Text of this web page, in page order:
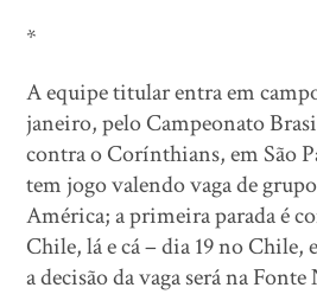
*
A equipe titular entra em
janeiro, pelo Campeonato
contra o Corínthians, em São
tem jogo valendo vaga de
América; a primeira parada é
Chile, lá e cá – dia 19 no Chile,
a decisão da vaga será na